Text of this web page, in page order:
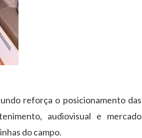
reforça o posicionamento das
audiovisual e mercado
do campo.